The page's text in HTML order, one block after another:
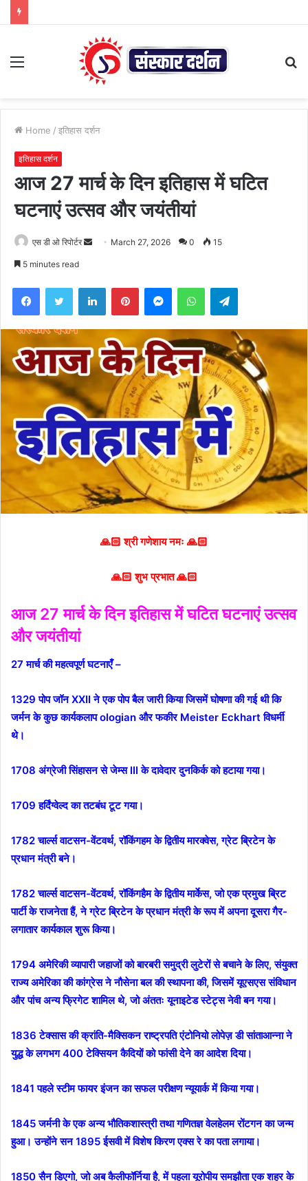
Menu
Home / इतिहास दर्शन
इतिहास दर्शन
आज 27 मार्च के दिन इतिहास में घटित
घटनाएं उत्सव और जयंतीयां
एस डी ओ रिपोर्टर
Send March 27, 2026 0 15
5 minutes read
FacebookTwitter LinkedInPinterestMessengerWhatsAppTelegram
🙏🏻 श्री गणेशाय नमः 🙏🏻
🙏🏻 शुभ प्रभात 🙏🏻
आज 27 मार्च के दिन इतिहास में घटित घटनाएं उत्सव
और जयंतीयां
27 मार्च की महत्वपूर्ण घटनाएँ –
1329 पोप जॉन XXII ने एक पोप बैल जारी किया जिसमें घोषणा की गई थी कि
जर्मन के कुछ कार्यकलाप ologian और फकीर Meister Eckhart विधर्मी
थे।
1708 अंग्रेजी सिंहासन से जेम्स III के दावेदार दुनकिर्क को हटाया गया।
1709 हर्दिंग्वेल्द का तटबंध टूट गया।
1782 चार्ल्स वाटसन-वेंटवर्थ, रॉकिंगहम के द्वितीय मारक्वेस, ग्रेट ब्रिटेन के
प्रधान मंत्री बने।
1782 चार्ल्स वाटसन-वेंटवर्थ, रॉकिंगहैम के द्वितीय मार्केस, जो एक प्रमुख ब्रिट
पार्टी के राजनेता हैं, ने ग्रेट ब्रिटेन के प्रधान मंत्री के रूप में अपना दूसरा गैर-
लगातार कार्यकाल शुरू किया।
1794 अमेरिकी व्यापारी जहाजों को बारबरी समुद्री लुटेरों से बचाने के लिए, संयुक्त
राज्य अमेरिका की कांग्रेस ने नौसेना बल की स्थापना की, जिसमें यूएसएस संविधान
और पांच अन्य फ्रिगेट शामिल थे, जो अंततः यूनाइटेड स्टेट्स नेवी बन गया।
1836 टेक्सास की क्रांति-मैक्सिकन राष्ट्रपति एंटोनियो लोपेज़ डी सांताआन्ना ने
युद्ध के लगभग 400 टेक्सियन कैदियों को फांसी देने का आदेश दिया।
1841 पहले स्टीम फायर इंजन का सफल परीक्षण न्यूयार्क में किया गया।
1845 जर्मनी के एक अन्य भौतिकशास्त्री तथा गणितज्ञ वेलहेलम रोंटगन का जन्म
हुआ। उन्होंने सन 1895 ईसवी में विशेष किरण एक्स रे का पता लगाया।
1850 सैन डिएगो, जो अब कैलीफॉर्निया है, में पहला यूरोपीय समझौता एक शहर के